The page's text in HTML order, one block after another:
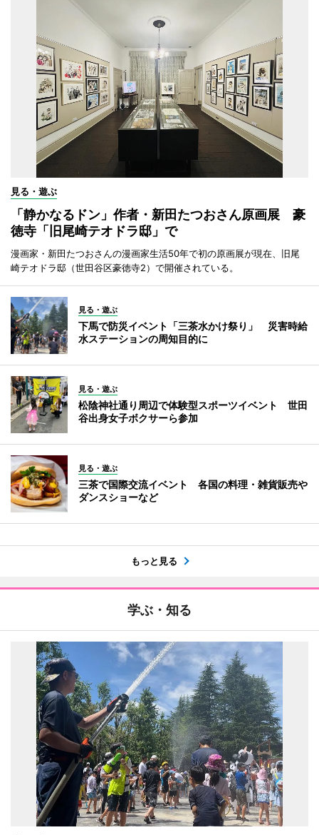
見る・遊ぶ
「静かなるドン」作者・新田たつおさん原画展 豪
徳寺「旧尾崎テオドラ邸」で
漫画家・新田たつおさんの漫画家生活50年で初の原画展が現在、旧尾
崎テオドラ邸（世田谷区豪徳寺2）で開催されている。
見る・遊ぶ
下馬で防災イベント「三茶水かけ祭り」 災害時給
水ステーションの周知目的に
見る・遊ぶ
松陰神社通り周辺で体験型スポーツイベント 世田
谷出身女子ボクサーら参加
見る・遊ぶ
三茶で国際交流イベント 各国の料理・雑貨販売や
ダンスショーなど
もっと見る
学ぶ・知る